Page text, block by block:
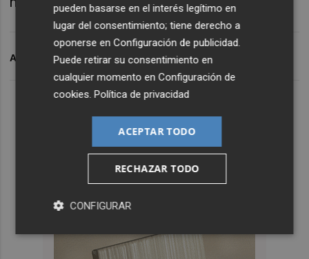
ARCHIVADO EN ICA SOL
pueden basarse en el interés legítimo en
lugar del consentimiento; tiene derecho a
oponerse enConfiguración de publicidad
Puede retirar su consentimiento en
cualquier momento enConfiguración de
cookies .Política de privacidad
ACEPTAR TODO
RECHAZAR TODO
CONFIGURAR